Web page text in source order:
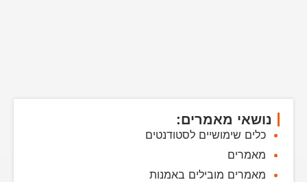
נושאי מאמרים:
כלים שימושיים לסטודנטים
מאמרים
מאמרים מובילים באמנות